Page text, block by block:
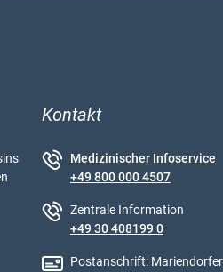
Kontakt
Medizinischer Infoservice
+49 800 000 4507
Zentrale Information
+49 30 408199 0
Postanschrift: